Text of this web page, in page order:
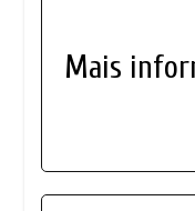
Mais